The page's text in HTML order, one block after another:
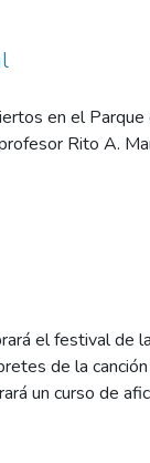
en el Parque
Rito A.
el festival de
de la
un curso de